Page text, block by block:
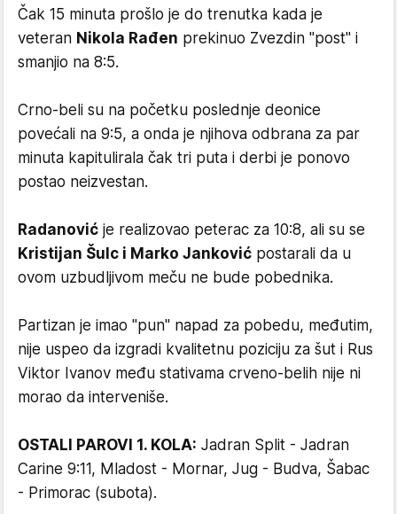
Čak 15 minuta prošlo je do trenutka kada je
veteran Nikola Rađen prekinuo Zvezdin "post" i
smanjio na 8:5.
Crno-beli su na početku poslednje deonice
povećali na 9:5, a onda je njihova odbrana za par
minuta kapitulirala čak tri puta i derbi je ponovo
postao neizvestan.
Radanović je realizovao peterac za 10:8, ali su se
Kristijan Šulc i Marko Janković postarali da u
ovom uzbudljivom meču ne bude pobednika.
Partizan je imao "pun" napad za pobedu, međutim,
nije uspeo da izgradi kvalitetnu poziciju za šut i Rus
Viktor Ivanov među stativama crveno-belih nije ni
morao da interveniše.
OSTALI PAROVI 1. KOLA: Jadran Split - Jadran
Carine 9:11, Mladost - Mornar, Jug - Budva, Šabac
- Primorac (subota).